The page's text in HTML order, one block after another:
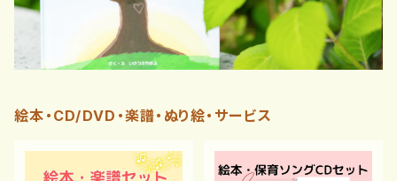
絵本・CD/DVD・楽譜・ぬり絵・サービス